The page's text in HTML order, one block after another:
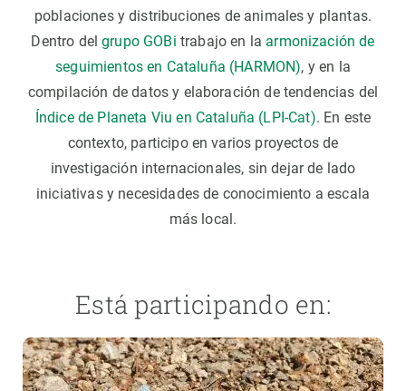
poblaciones y distribuciones de animales y plantas.
Dentro delgrupo GOBi trabajo en la armonización de
seguimientos en Cataluña (HARMON), y en la
compilación de datos y elaboración de tendencias del
Índice de Planeta Viu en Cataluña (LPI-Cat). En este
contexto, participo en varios proyectos de
investigación internacionales, sin dejar de lado
iniciativas y necesidades de conocimiento a escala
más local.
Está participando en: